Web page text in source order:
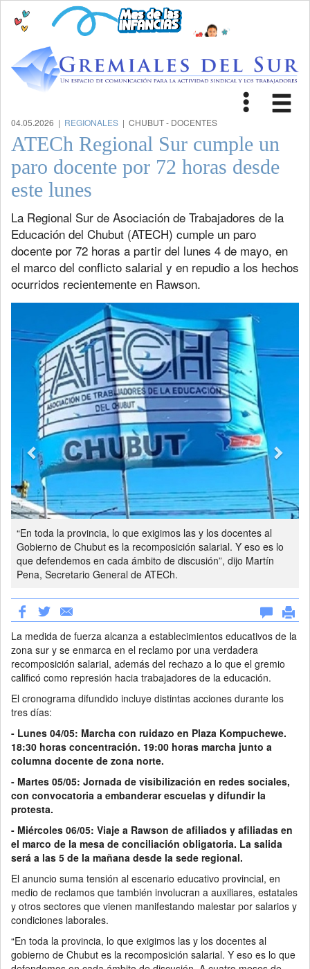
Toggle
04.05.2026 | REGIONALES | CHUBUT - DOCENTES
ATECh Regional Sur cumple un
paro docente por 72 horas desde
este lunes
La Regional Sur de Asociación de Trabajadores de la
Educación del Chubut (ATECH) cumple un paro
docente por 72 horas a partir del lunes 4 de mayo, en
el marco del conflicto salarial y en repudio a los hechos
ocurridos recientemente en Rawson.
“En toda la provincia, lo que exigimos las y los docentes al
Gobierno de Chubut es la recomposición salarial. Y eso es lo
que defendemos en cada ámbito de discusión”, dijo Martín
Pena, Secretario General de ATECh.
La medida de fuerza alcanza a establecimientos educativos de la
zona sur y se enmarca en el reclamo por una verdadera
recomposición salarial, además del rechazo a lo que el gremio
calificó como represión hacia trabajadores de la educación.
El cronograma difundido incluye distintas acciones durante los
tres días:
- Lunes 04/05: Marcha con ruidazo en Plaza Kompuchewe.
18:30 horas concentración. 19:00 horas marcha junto a
columna docente de zona norte.
- Martes 05/05: Jornada de visibilización en redes sociales,
con convocatoria a embanderar escuelas y difundir la
protesta.
- Miércoles 06/05: Viaje a Rawson de afiliados y afiliadas en
el marco de la mesa de conciliación obligatoria. La salida
será a las 5 de la mañana desde la sede regional.
El anuncio suma tensión al escenario educativo provincial, en
medio de reclamos que también involucran a auxiliares, estatales
y otros sectores que vienen manifestando malestar por salarios y
condiciones laborales.
“En toda la provincia, lo que exigimos las y los docentes al
gobierno de Chubut es la recomposición salarial. Y eso es lo que